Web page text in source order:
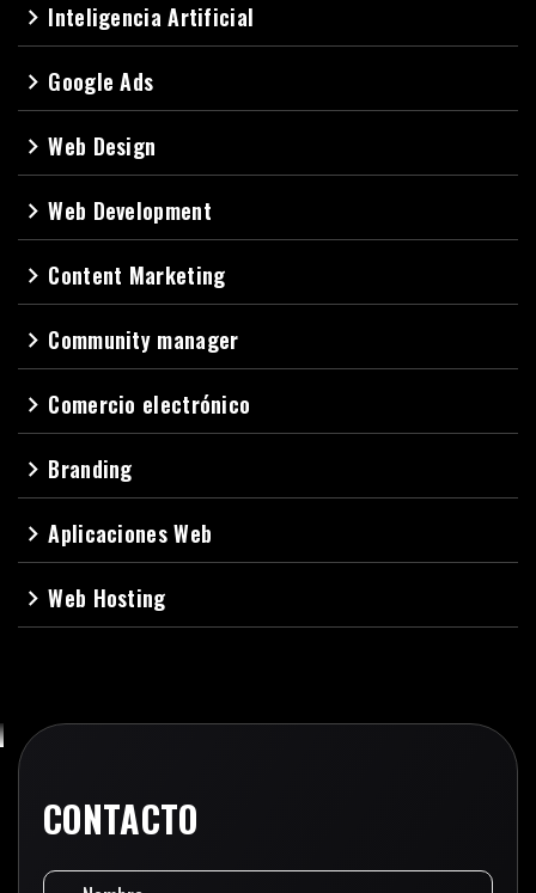
navigate_next Inteligencia Artificial
navigate_next Google Ads
navigate_nextWeb Design
navigate_nextWeb Development
navigate_next Content Marketing
navigate_next Community manager
navigate_next Comercio electrónico
navigate_next Branding
navigate_nextAplicaciones Web
navigate_nextWeb Hosting
CONTACTO